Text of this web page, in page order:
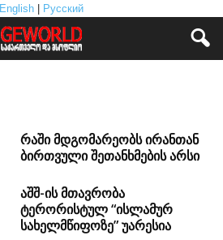
English Русский
რაში მდგომარეობს ირანთან
ბირთვული შეთანხმების არსი
აშშ-ის მთავრობა
ტერორისტულ “ისლამურ
სახელმწიფოზე” უარესია